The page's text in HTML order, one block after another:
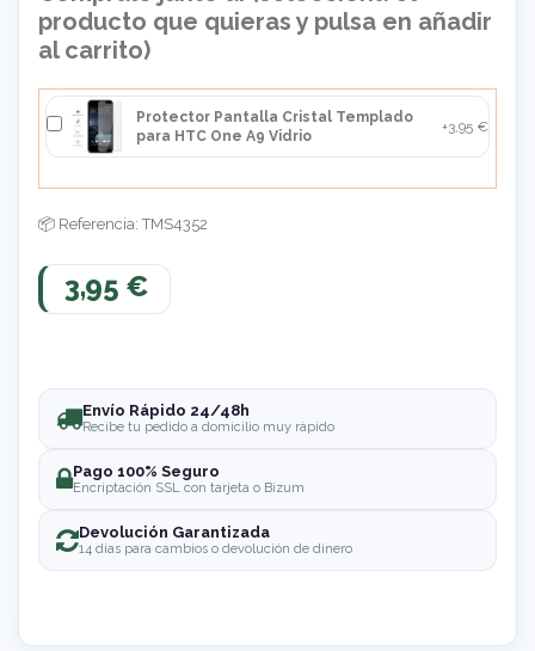
producto que quieras y pulsa en añadir
al carrito)
Protector Pantalla Cristal Templado
para HTC One A9 Vidrio
+3,95 €
Referencia: TMS4352
3,95 €
Envío Rápido 24/48h
Recibe tu pedido a domicilio muy rápido
Pago 100% Seguro
Encriptación SSL con tarjeta o Bizum
Devolución Garantizada
14 días para cambios o devolución de dinero